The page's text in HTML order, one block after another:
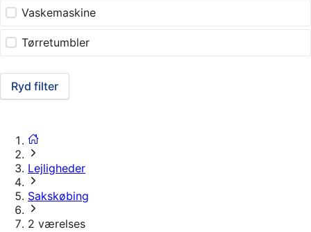
Vaskemaskine
Tørretumbler
Ryd filter
Lejligheder
Sakskøbing
2 værelses